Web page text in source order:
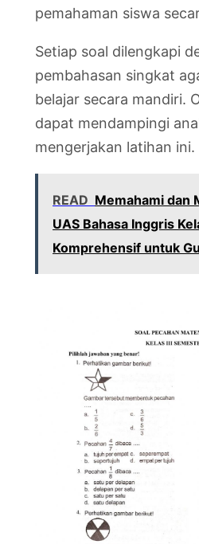
pemahaman siswa
Setiap soal dilengkapi
pembahasan singkat
belajar secara mandiri.
dapat mendampingi
mengerjakan latihan ini.
READ Memahami dan
UAS Bahasa Inggris
Komprehensif untuk